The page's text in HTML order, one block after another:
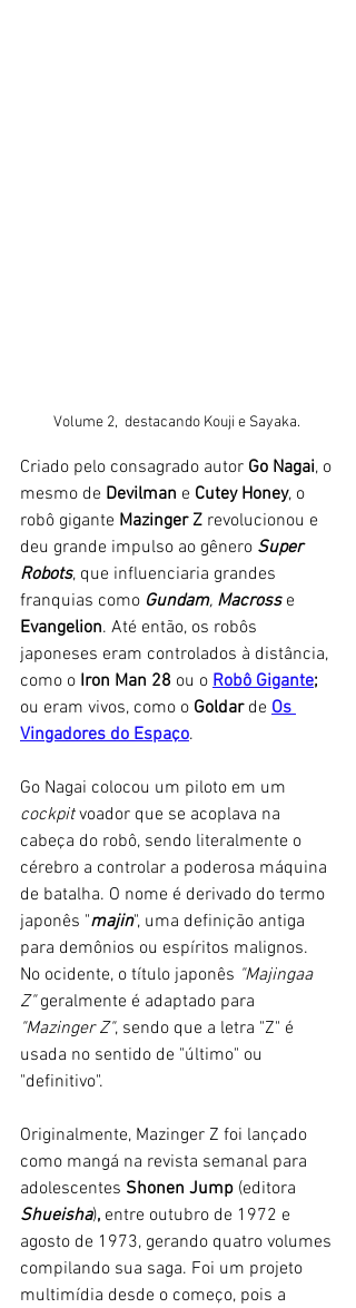
Volume 2,  destacando Kouji e Sayaka.
Criado pelo consagrado autor Go Nagai, o
mesmo de Devilman e Cutey Honey, o
robô gigante Mazinger Z revolucionou e
deu grande impulso ao gênero Super
Robots, que influenciaria grandes
franquias como Gundam, Macross e
Evangelion. Até então, os robôs
japoneses eram controlados à distância,
como o Iron Man 28 ou o Robô Gigante;
ou eram vivos, como o Goldar de Os
Vingadores do Espaço.
Go Nagai colocou um piloto em um
cockpit voador que se acoplava na
cabeça do robô, sendo literalmente o
cérebro a controlar a poderosa máquina
de batalha. O nome é derivado do termo
japonês "majin", uma definição antiga
para demônios ou espíritos malignos.
No ocidente, o título japonês "Majingaa
Z" geralmente é adaptado para
"Mazinger Z", sendo que a letra "Z" é
usada no sentido de "último" ou
"definitivo".
Originalmente, Mazinger Z foi lançado
como mangá na revista semanal para
adolescentes Shonen Jump (editora
Shueisha), entre outubro de 1972 e
agosto de 1973, gerando quatro volumes
compilando sua saga. Foi um projeto
multimídia desde o começo, pois a